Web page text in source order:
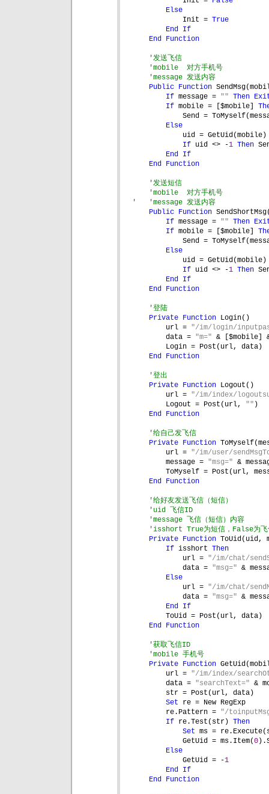
Else
Init = True
End If
End Function
'发送飞信
'mobile  对方手机号
'message 发送内容
Public Function
If message = "" Then
If mobile = [$mobile]
Send =
Else
uid = GetUid(mobile)
If uid <> -1 Then
End If
End Function
'发送短信
'mobile  对方手机号
'   'message 发送内容
Public Function
If message = "" Then
If mobile = [$mobile]
Send =
Else
uid = GetUid(mobile)
If uid <> -1 Then
End If
End Function
'登陆
Private Function Login()
url = "/im/login/
data = "m=" & [$mobile]
Login = Post(url, data)
End Function
'登出
Private Function Logout()
url = "/im/index/
Logout = Post(url, "" )
End Function
'给自己发飞信
Private Function
url = "/im/user/
message = "msg=" &
ToMyself = Post(url,
End Function
'给好友发送飞信（短信）
'uid 飞信ID
'message 飞信（短信）内容
'isshort True为短信，False为飞
Private Function ToUid(uid,
If isshort Then
url = "/im/chat/
data = "msg=" &
Else
url = "/im/chat/
data = "msg=" &
End If
ToUid = Post(url, data)
End Function
'获取飞信ID
'mobile 手机号
Private Function
url = "/im/index/
data = "searchText=" &
str = Post(url, data)
Set re = New RegExp
re.Pattern = "/
If re.Test(str) Then
Set ms =
GetUid = ms.Item(0
Else
GetUid = -1
End If
End Function